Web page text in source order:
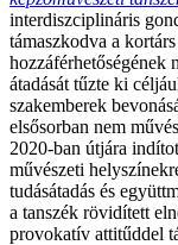
interdiszciplináris
támaszkodva a
hozzáférhetőségének
átadását tűzte ki
szakemberek
elsősorban nem
2020-ban útjára
művészeti
tudásátadás és
a tanszék rövidített
provokatív attitűddel